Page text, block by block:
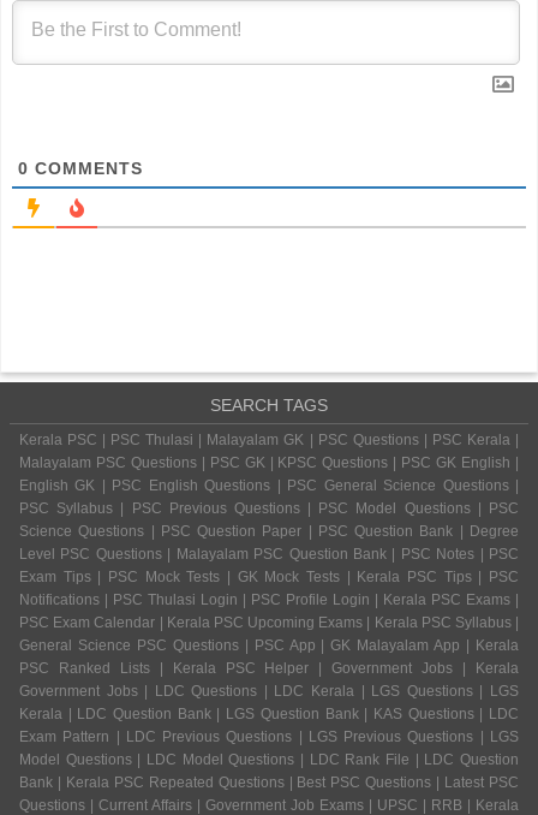
0 COMMENTS
SEARCH TAGS
Kerala PSC | PSC Thulasi | Malayalam GK | PSC Questions | PSC Kerala |
Malayalam PSC Questions | PSC GK | KPSC Questions | PSC GK English |
English GK | PSC English Questions | PSC General Science Questions |
PSC Syllabus | PSC Previous Questions | PSC Model Questions | PSC
Science Questions | PSC Question Paper | PSC Question Bank | Degree
Level PSC Questions | Malayalam PSC Question Bank | PSC Notes | PSC
Exam Tips | PSC Mock Tests | GK Mock Tests | Kerala PSC Tips | PSC
Notifications | PSC Thulasi Login | PSC Profile Login | Kerala PSC Exams |
PSC Exam Calendar | Kerala PSC Upcoming Exams | Kerala PSC Syllabus |
General Science PSC Questions | PSC App | GK Malayalam App | Kerala
PSC Ranked Lists | Kerala PSC Helper | Government Jobs | Kerala
Government Jobs | LDC Questions | LDC Kerala | LGS Questions | LGS
Kerala | LDC Question Bank | LGS Question Bank | KAS Questions | LDC
Exam Pattern | LDC Previous Questions | LGS Previous Questions | LGS
Model Questions | LDC Model Questions | LDC Rank File | LDC Question
Bank | Kerala PSC Repeated Questions | Best PSC Questions | Latest PSC
Questions | Current Affairs | Government Job Exams | UPSC | RRB | Kerala